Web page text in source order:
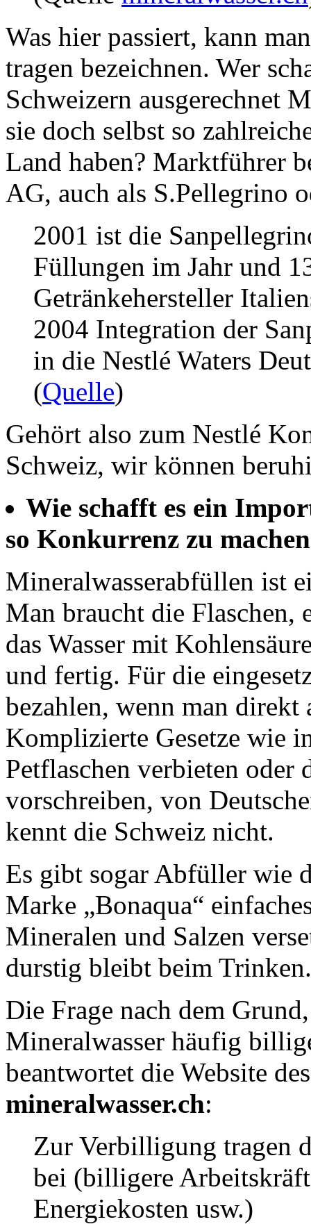
Was hier passiert, kann
tragen bezeichnen. Wer
Schweizern ausgerechnet
sie doch selbst so
Land haben? Marktführer
AG, auch als S.Pellegrino
2001 ist die
Füllungen im Jahr und
Getränkehersteller
2004 Integration der
in die Nestlé Waters
(Quelle)
Gehört also zum Nestlé
Schweiz, wir können
Wie schafft es ein
so Konkurrenz zu
Mineralwasserabfüllen ist
Man braucht die Flaschen,
das Wasser mit
und fertig. Für die
bezahlen, wenn man
Komplizierte Gesetze wie
Petflaschen verbieten oder
vorschreiben, von
kennt die Schweiz nicht.
Es gibt sogar Abfüller wie
Marke „Bonaqua“
Mineralen und Salzen
durstig bleibt beim Trinken.
Die Frage nach dem
Mineralwasser häufig
beantwortet die Website
mineralwasser.ch:
Zur Verbilligung tragen
bei (billigere
Energiekosten usw.)